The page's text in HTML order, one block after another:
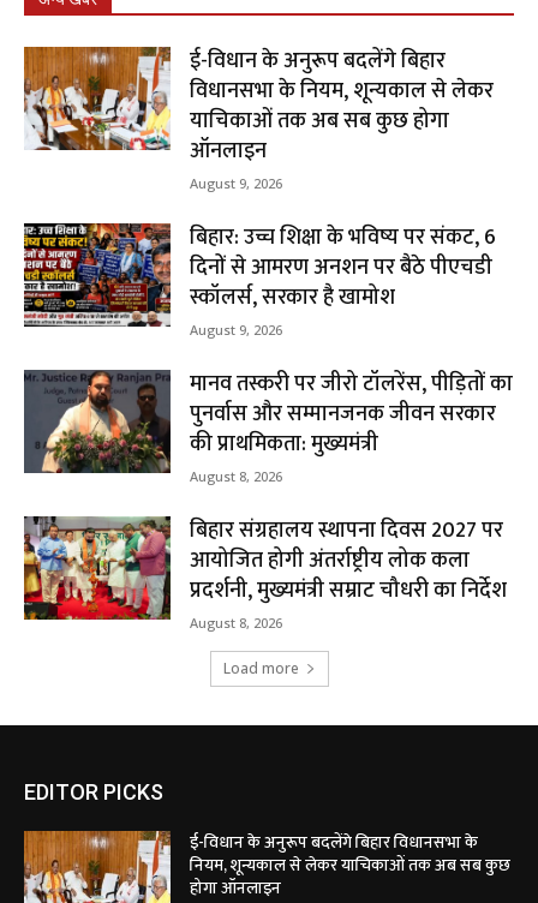
ई-विधान के अनुरूप बदलेंगे बिहार
विधानसभा के नियम, शून्यकाल से लेकर
याचिकाओं तक अब सब कुछ होगा
ऑनलाइन
August 9, 2026
बिहार: उच्च शिक्षा के भविष्य पर संकट, 6
दिनों से आमरण अनशन पर बैठे पीएचडी
स्कॉलर्स, सरकार है खामोश
August 9, 2026
मानव तस्करी पर जीरो टॉलरेंस, पीड़ितों का
पुनर्वास और सम्मानजनक जीवन सरकार
की प्राथमिकता: मुख्यमंत्री
August 8, 2026
बिहार संग्रहालय स्थापना दिवस 2027 पर
आयोजित होगी अंतर्राष्ट्रीय लोक कला
प्रदर्शनी, मुख्यमंत्री सम्राट चौधरी का निर्देश
August 8, 2026
Load more
EDITOR PICKS
ई-विधान के अनुरूप बदलेंगे बिहार विधानसभा के
नियम, शून्यकाल से लेकर याचिकाओं तक अब सब कुछ
होगा ऑनलाइन